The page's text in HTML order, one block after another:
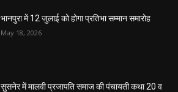
भानपुरा में 12 जुलाई को होगा प्रतिभा सम्मान समारोह
May 18, 2026
सुसनेर में मालवी प्रजापति समाज की पंचायती कथा 20 व